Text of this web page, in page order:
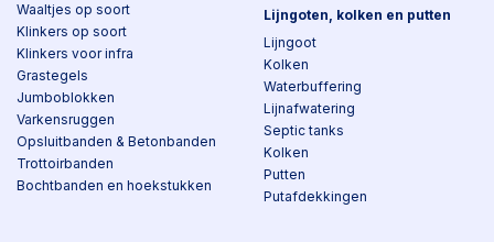
Waaltjes op soort
Klinkers op soort
Klinkers voor infra
Grastegels
Jumboblokken
Varkensruggen
Opsluitbanden & Betonbanden
Trottoirbanden
Bochtbanden en hoekstukken
Lijngoten, kolken en putten
Lijngoot
Kolken
Waterbuffering
Lijnafwatering
Septic tanks
Kolken
Putten
Putafdekkingen